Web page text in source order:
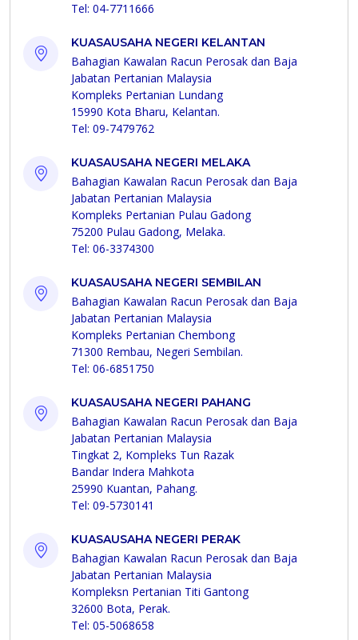
Tel: 04-7711666
KUASAUSAHA NEGERI KELANTAN
Bahagian Kawalan Racun Perosak dan Baja
Jabatan Pertanian Malaysia
Kompleks Pertanian Lundang
15990 Kota Bharu, Kelantan.
Tel: 09-7479762
KUASAUSAHA NEGERI MELAKA
Bahagian Kawalan Racun Perosak dan Baja
Jabatan Pertanian Malaysia
Kompleks Pertanian Pulau Gadong
75200 Pulau Gadong, Melaka.
Tel: 06-3374300
KUASAUSAHA NEGERI SEMBILAN
Bahagian Kawalan Racun Perosak dan Baja
Jabatan Pertanian Malaysia
Kompleks Pertanian Chembong
71300 Rembau, Negeri Sembilan.
Tel: 06-6851750
KUASAUSAHA NEGERI PAHANG
Bahagian Kawalan Racun Perosak dan Baja
Jabatan Pertanian Malaysia
Tingkat 2, Kompleks Tun Razak
Bandar Indera Mahkota
25990 Kuantan, Pahang.
Tel: 09-5730141
KUASAUSAHA NEGERI PERAK
Bahagian Kawalan Racun Perosak dan Baja
Jabatan Pertanian Malaysia
Kompleksn Pertanian Titi Gantong
32600 Bota, Perak.
Tel: 05-5068658